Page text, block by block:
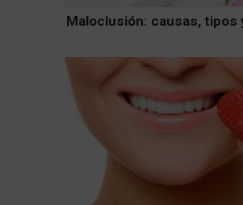
Maloclusión: causas,